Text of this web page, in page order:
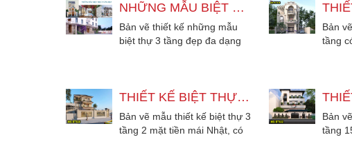
NHỮNG MẪU BIỆT THỰ 3 TẦNG ĐẸP ĐA DẠNG PHONG CÁCH
Bản vẽ thiết kế những mẫu
biệt thự 3 tầng đẹp đa dạng
Bản
tầng
THIẾT KẾ BIỆT THỰ 3 TẦNG 2 MẶT TIỀN - 5 PHÒNG NGỦ MÁI NHẬT
Bản vẽ mẫu thiết kế biệt thự 3
tầng 2 mặt tiền mái Nhật, có
Bản
tầng